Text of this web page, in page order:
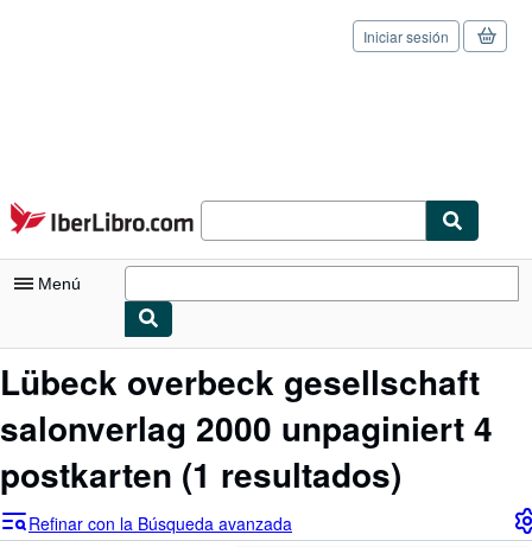
Pasar al contenido principal
IberLibro.com
Iniciar sesión
Menú
Mi cuenta
Búsqueda avanzada
Colecciones
Lübeck overbeck gesellschaft
salonverlag 2000 unpaginiert 4
postkarten (1 resultados)
Refinar con la Búsqueda avanzada